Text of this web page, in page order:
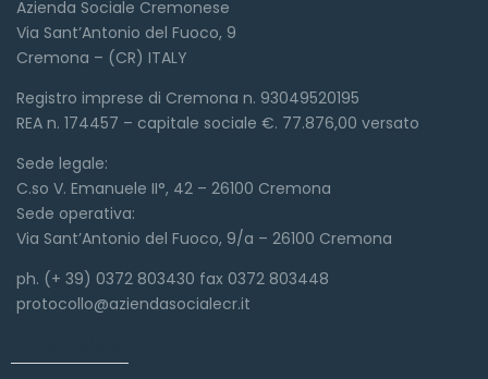
Azienda Sociale Cremonese
Via Sant’Antonio del Fuoco, 9
Cremona – (CR) ITALY
Registro imprese di Cremona n. 93049520195
REA n. 174457 – capitale sociale €. 77.876,00 versato
Sede legale:
C.so V. Emanuele II°, 42 – 26100 Cremona
Sede operativa:
Via Sant’Antonio del Fuoco, 9/a – 26100 Cremona
ph. (+ 39) 0372 803430 fax 0372 803448
protocollo@aziendasocialecr.it